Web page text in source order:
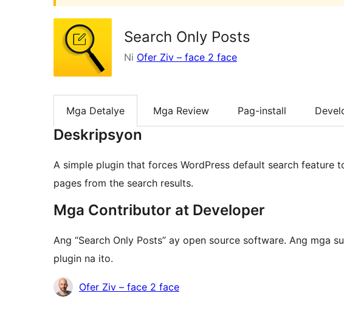
Search Only Posts
Ni Ofer Ziv – face 2 face
Mga Detalye Mga Review Pag-install
Deskripsyon
A simple plugin that forces WordPress default search feature
pages from the search results.
Mga Contributor at Developer
Ang “Search Only Posts” ay open source software. Ang mga
plugin na ito.
Mga Ofer Ziv – face 2 face